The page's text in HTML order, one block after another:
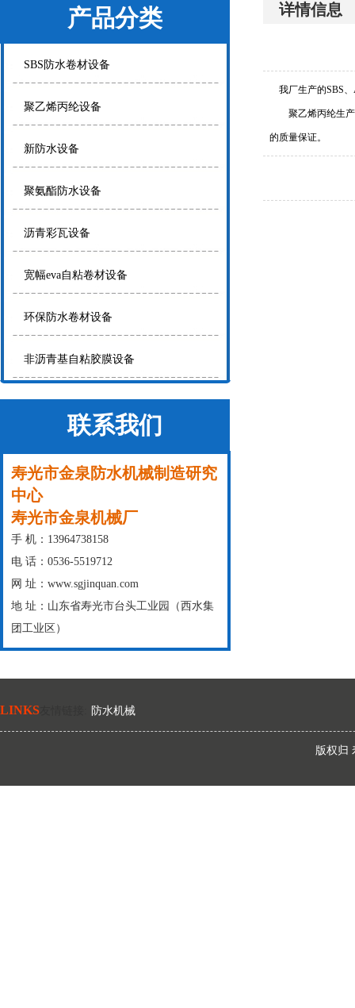
产品分类
SBS防水卷材设备
聚乙烯丙纶设备
新防水设备
聚氨酯防水设备
沥青彩瓦设备
宽幅eva自粘卷材设备
环保防水卷材设备
非沥青基自粘胶膜设备
联系我们
寿光市金泉防水机械制造研究
中心
寿光市金泉机械厂
手 机：13964738158
电 话：0536-5519712
网 址：www.sgjinquan.com
地 址：山东省寿光市台头工业园（西水集
团工业区）
详情信息
我厂生产的SBS、
聚乙烯丙纶生产
的质量保证。
LINKS 防水机械
版权归